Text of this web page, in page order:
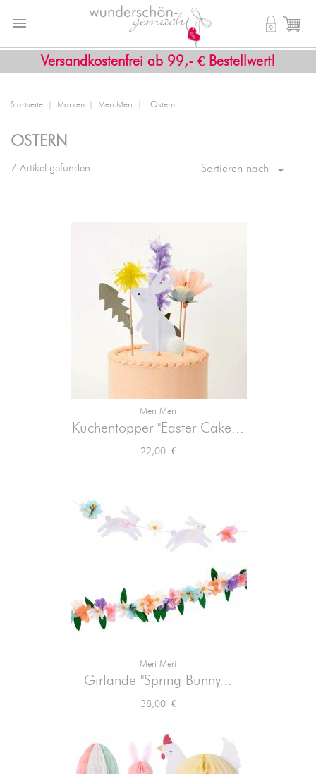
Versandkostenfrei ab 99,- € Bestellwert!
 shopping_cart

Startseite Marken Meri Meri Ostern
OSTERN
7 Artikel gefunden Sortieren nach 
Meri Meri
Kuchentopper "Easter Cake...
Preis
22,00 €
Meri Meri
Girlande "Spring Bunny...
Preis
38,00 €